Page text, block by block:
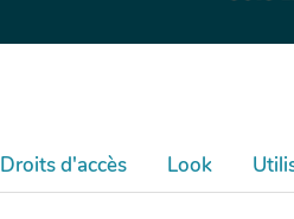
Droits d'accès Look